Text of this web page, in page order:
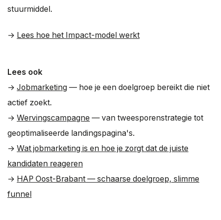
stuurmiddel.
→ Lees hoe het Impact-model werkt
Lees ook
→ Jobmarketing — hoe je een doelgroep bereikt die niet
actief zoekt.
→ Wervingscampagne — van tweesporenstrategie tot
geoptimaliseerde landingspagina's.
→ Wat jobmarketing is en hoe je zorgt dat de juiste
kandidaten reageren
→ HAP Oost-Brabant — schaarse doelgroep, slimme
funnel